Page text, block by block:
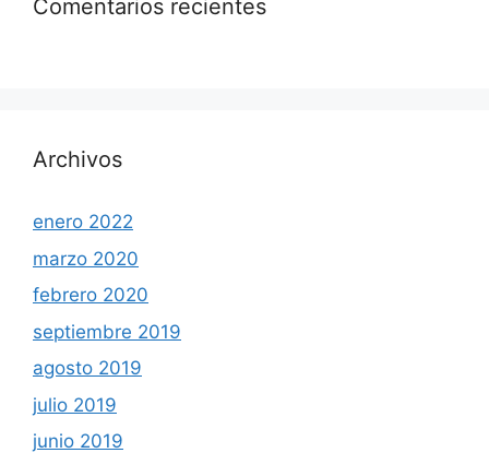
Comentarios recientes
Archivos
enero 2022
marzo 2020
febrero 2020
septiembre 2019
agosto 2019
julio 2019
junio 2019